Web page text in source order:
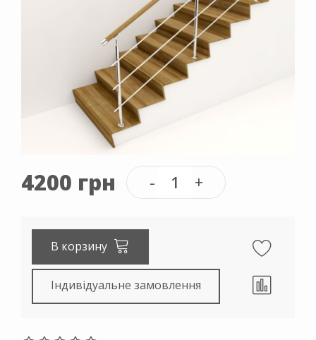
4200 грн
В корзину
Індивідуальне замовлення